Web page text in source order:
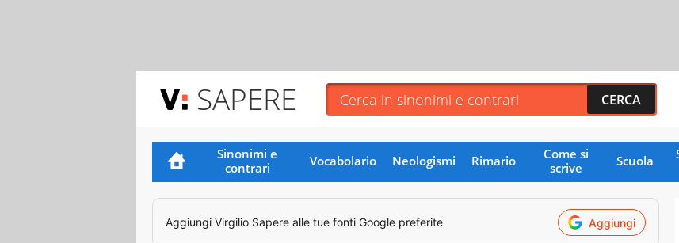
SAPERE
Sinonimi e
contrari
Vocabolario Neologismi Rimario
Come si
scrive
Scuola
Aggiungi Virgilio Sapere alle tue fonti Google preferite Aggiungi